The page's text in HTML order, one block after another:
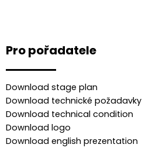
Pro pořadatele
Download stage plan
Download technické požadavky
Download technical condition
Download logo
Download english prezentation